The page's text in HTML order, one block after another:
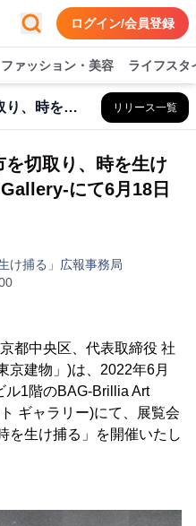
ログイン/会員登録
ファッション・美容 ライフスタ
「萩原朔美 都市を切取り、時を生け捕る」広報事務局 リリース一覧
切取り、時を生け
にて6月18日
け捕る」広報事務局
都中央区、代表取締役 社
京建物」)は、2022年6月
ル1階のBAG-Brillia Art
ギャラリー)にて、展覧会
を生け捕る」を開催いたし